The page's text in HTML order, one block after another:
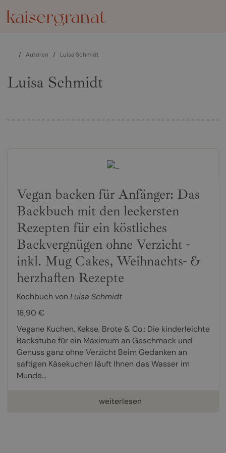
/ Autoren / Luisa Schmidt
Luisa Schmidt
Vegan backen für Anfänger: Das
Backbuch mit den leckersten
Rezepten für ein köstliches
Backvergnügen ohne Verzicht -
inkl. Mug Cakes, Weihnachts- &
herzhaften Rezepte
Kochbuch von Luisa Schmidt
18,90 €
Vegane Kuchen, Kekse, Brote & Co.: Die kinderleichte
Backstube für ein Maximum an Geschmack und
Genuss ganz ohne Verzicht Beim Gedanken an
saftigen Käsekuchen läuft Ihnen das Wasser im
Munde...
weiterlesen